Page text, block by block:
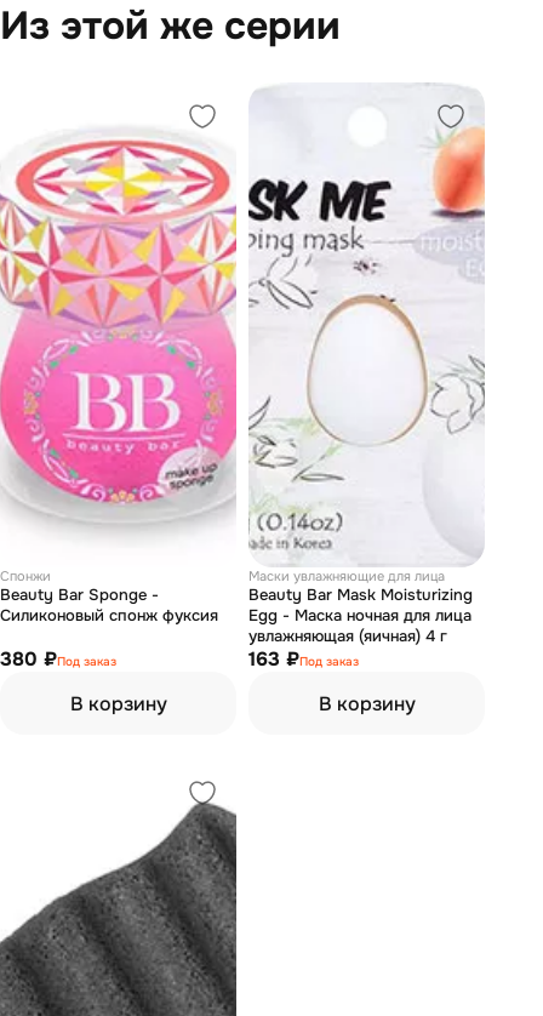
Из этой же серии
Спонжи
Beauty Bar Sponge -
Силиконовый спонж фуксия
380 ₽Под заказ
В корзину
Маски увлажняющие для лица
Beauty Bar Mask Moisturizing
Egg - Маска ночная для лица
увлажняющая (яичная) 4 г
163 ₽Под заказ
В корзину